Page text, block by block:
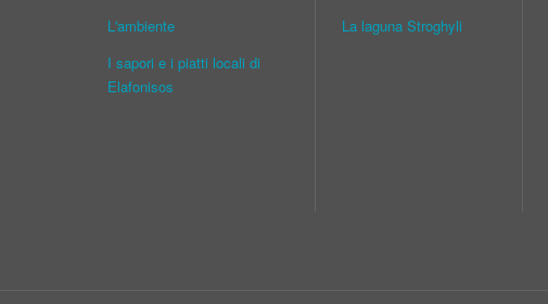
L'ambiente
I sapori e i piatti locali di
Elafonisos
La laguna Stroghyli